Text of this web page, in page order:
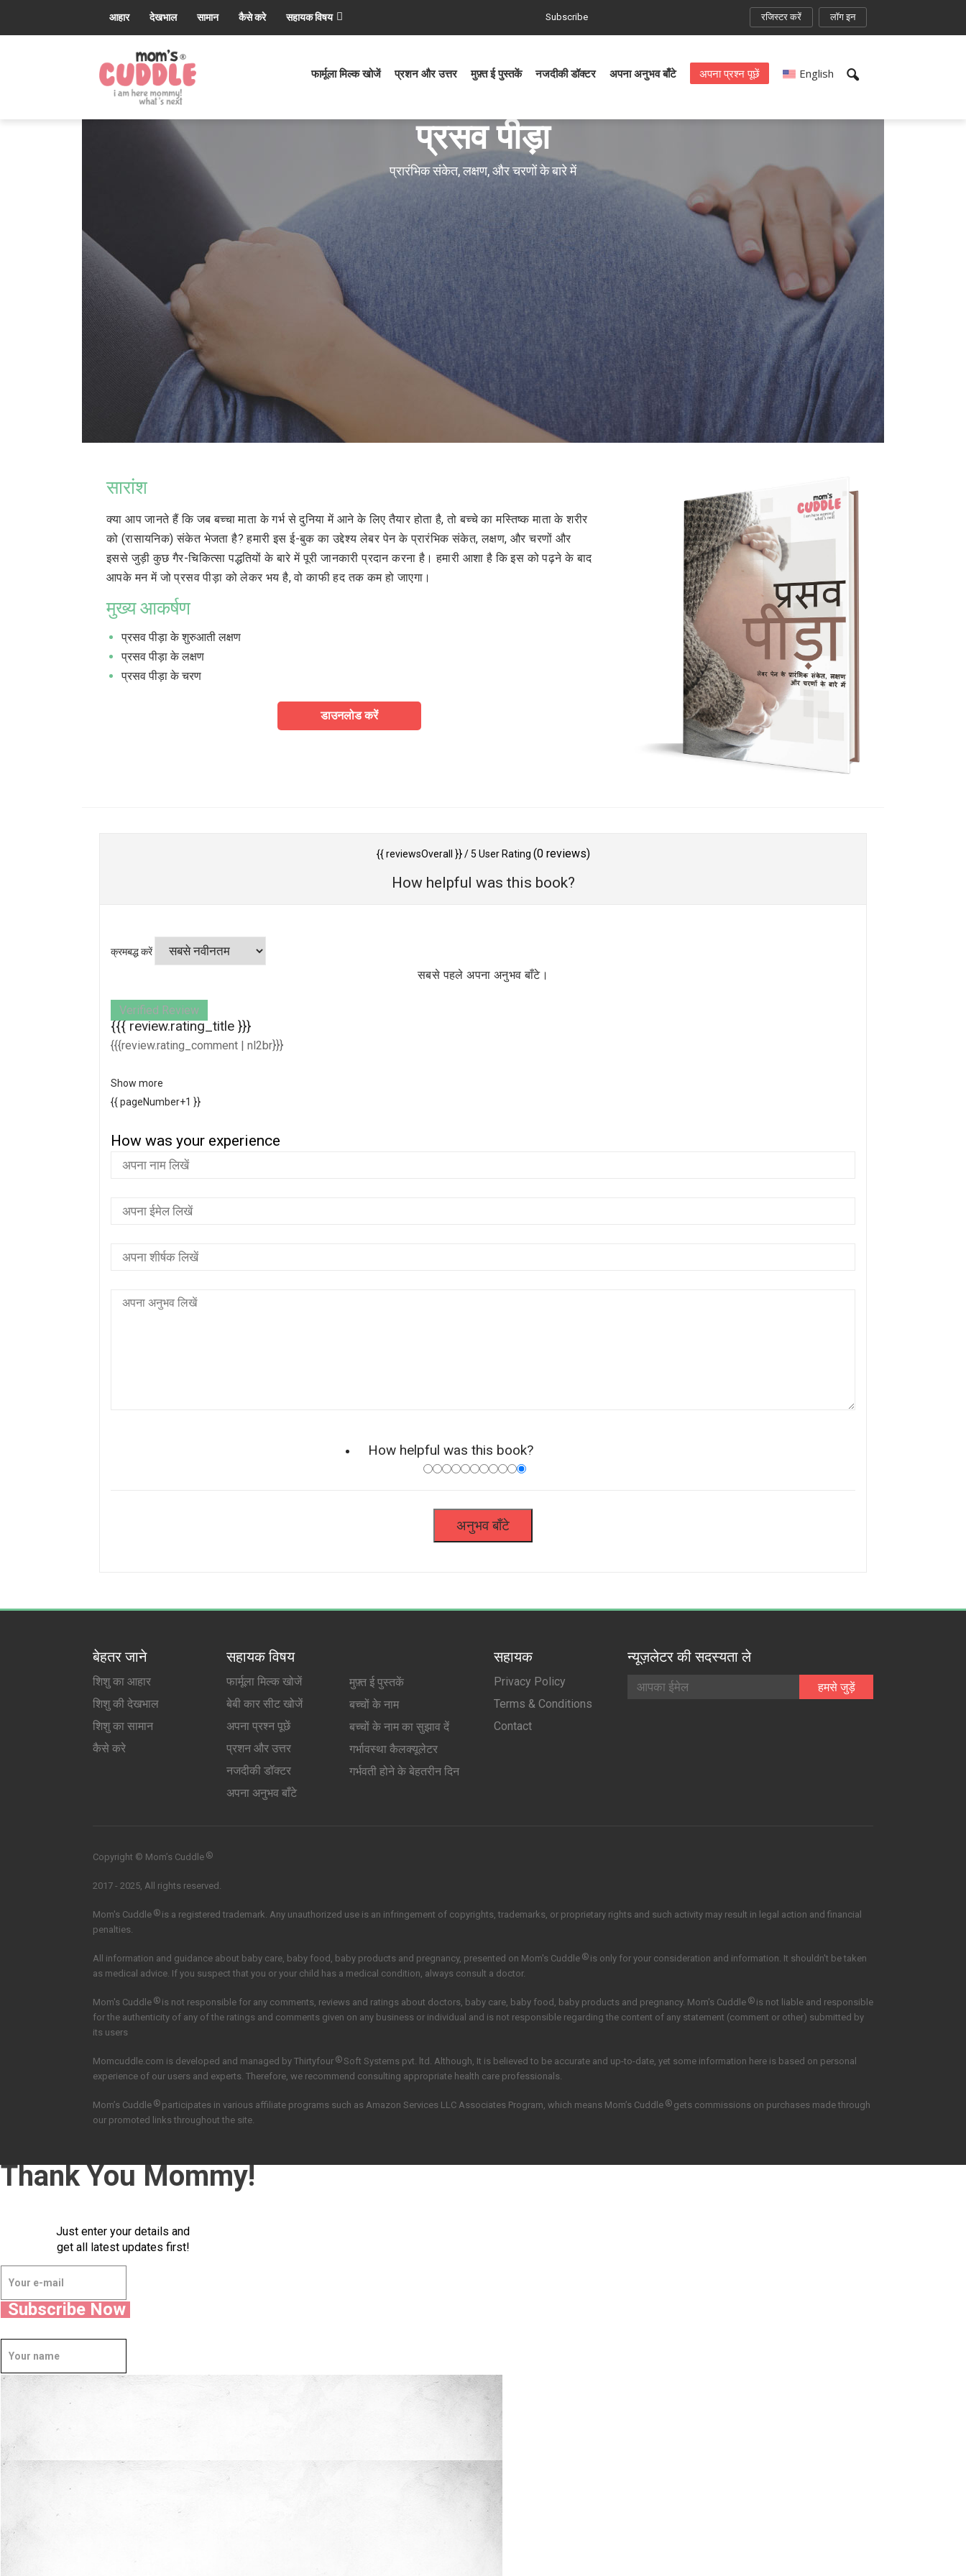
आहार देखभाल सामान कैसे करे सहायक विषय Subscribe रजिस्टर करें लॉग इन
Cuddle®
फार्मूला मिल्क खोजें प्रशन और उत्तर मुफ़्त ई पुस्तकें नजदीकी डॉक्टर अपना अनुभव बाँटे अपना प्रश्न पूछें English
प्रसव पीड़ा
प्रारंभिक संकेत, लक्षण, और चरणों के बारे में
सारांश
क्या आप जानते हैं कि जब बच्चा माता के गर्भ से दुनिया में आने के लिए तैयार होता है, तो बच्चे का मस्तिष्क माता के शरीर
को (रासायनिक) संकेत भेजता है? हमारी इस ई-बुक का उद्देश्य लेबर पेन के प्रारंभिक संकेत, लक्षण, और चरणों और
इससे जुड़ी कुछ गैर-चिकित्सा पद्धतियों के बारे में पूरी जानकारी प्रदान करना है। हमारी आशा है कि इस को पढ़ने के बाद
आपके मन में जो प्रसव पीड़ा को लेकर भय है, वो काफी हद तक कम हो जाएगा।
मुख्य आकर्षण
प्रसव पीड़ा के शुरुआती लक्षण
प्रसव पीड़ा के लक्षण
प्रसव पीड़ा के चरण
डाउनलोड करें
{{ reviewsOverall }}/ 5 User Rating (0reviews)
How helpful was this book?
क्रमबद्ध करें
सबसे पहले अपना अनुभव बाँटे।
Verified Review
{{{ review.rating_title }}}
{{{review.rating_comment | nl2br}}}
Show more
{{ pageNumber+1 }}
How was your experience
How helpful was this book?
बेहतर जाने
शिशु का आहार
शिशु की देखभाल
शिशु का सामान
कैसे करे
सहायक विषय
फार्मूला मिल्क खोजें
बेबी कार सीट खोजें
अपना प्रश्न पूछें
प्रशन और उत्तर
नजदीकी डॉक्टर
अपना अनुभव बाँटे
मुफ़्त ई पुस्तकें
बच्चों के नाम
बच्चों के नाम का सुझाव दें
गर्भावस्था कैलक्यूलेटर
गर्भवती होने के बेहतरीन दिन
सहायक
Privacy Policy
Terms & Conditions
Contact
न्यूज़लेटर की सदस्यता ले
Copyright © Mom’s Cuddle ®
2017 - 2025, All rights reserved.
Mom's Cuddle ®is a registered trademark. Any unauthorized use is an infringement of copyrights, trademarks, or proprietary rights and such activity may result in legal action and financial
penalties.
All information and guidance about baby care, baby food, baby products and pregnancy, presented on Mom's Cuddle ®is only for your consideration and information. It shouldn't be taken
as medical advice. If you suspect that you or your child has a medical condition, always consult a doctor.
Mom's Cuddle ®is not responsible for any comments, reviews and ratings about doctors, baby care, baby food, baby products and pregnancy. Mom's Cuddle ®is not liable and responsible
for the authenticity of any of the ratings and comments given on any business or individual and is not responsible regarding the content of any statement (comment or other) submitted by
its users
Momcuddle.com is developed and managed by Thirtyfour ®Soft Systems pvt. ltd. Although, It is believed to be accurate and up-to-date, yet some information here is based on personal
experience of our users and experts. Therefore, we recommend consulting appropriate health care professionals.
Mom’s Cuddle ®participates in various affiliate programs such as Amazon Services LLC Associates Program, which means Mom’s Cuddle ®gets commissions on purchases made through
our promoted links throughout the site.
Thank You Mommy!
Just enter your details and
get all latest updates first!
Subscribe Now